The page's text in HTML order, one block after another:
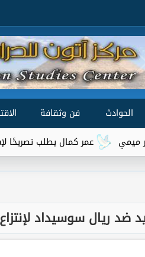
الحوادث فن وثقافة
يطلب تصريحًا لإقامة حفل
ضد ريال سوسيداد